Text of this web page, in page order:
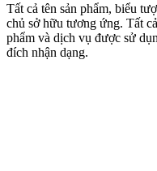
Tất cả tên sản phẩm, biểu
chủ sở hữu tương ứng. Tất
phẩm và dịch vụ được sử
đích nhận dạng.